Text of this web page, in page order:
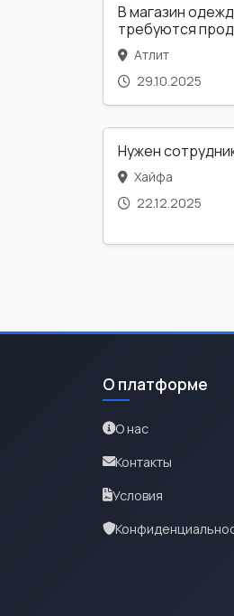
В магазин
требуются
Атлит
29.10.2025
Нужен
Хайфа
22.12.2025
О платформе
О нас
Контакты
Условия